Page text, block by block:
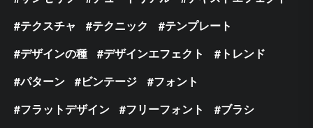
テクスチャ
テクニック
テンプレート
デザインの種
デザインエフェクト
トレンド
パターン
ビンテージ
フォント
フラットデザイン
フリーフォント
ブラシ